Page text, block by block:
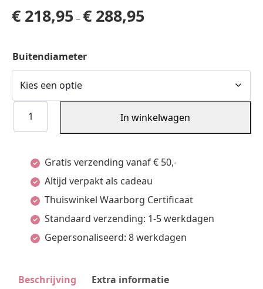
€ 218,95–€ 288,95
Buitendiameter
Oorknoppen
Zirkonia
Witgoud
aantal
In winkelwagen
Gratis verzending vanaf € 50,-
Altijd verpakt als cadeau
Thuiswinkel Waarborg Certificaat
Standaard verzending: 1-5 werkdagen
Gepersonaliseerd: 8 werkdagen
Beschrijving Extra informatie